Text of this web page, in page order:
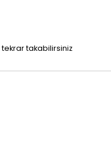
tekrar takabilirsiniz